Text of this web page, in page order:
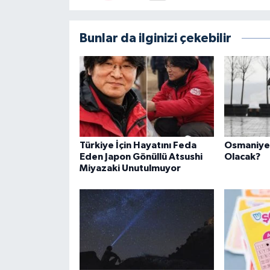
Bunlar da ilginizi çekebilir
Türkiye İçin Hayatını Feda
Eden Japon Gönüllü Atsushi
Miyazaki Unutulmuyor
Olacak?